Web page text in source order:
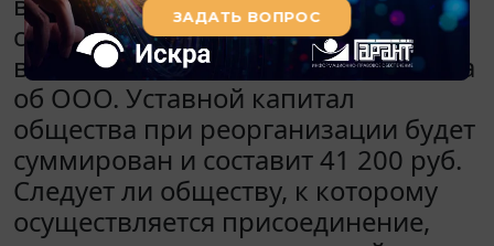
самому обществу и будет погашена
в соответствии с п. 3.1. ст. 53 Закона
об ООО. Уставной капитал
общества при реорганизации будет
суммирован и составит 41 200 руб.
Следует ли обществу, к которому
осуществляется присоединение,